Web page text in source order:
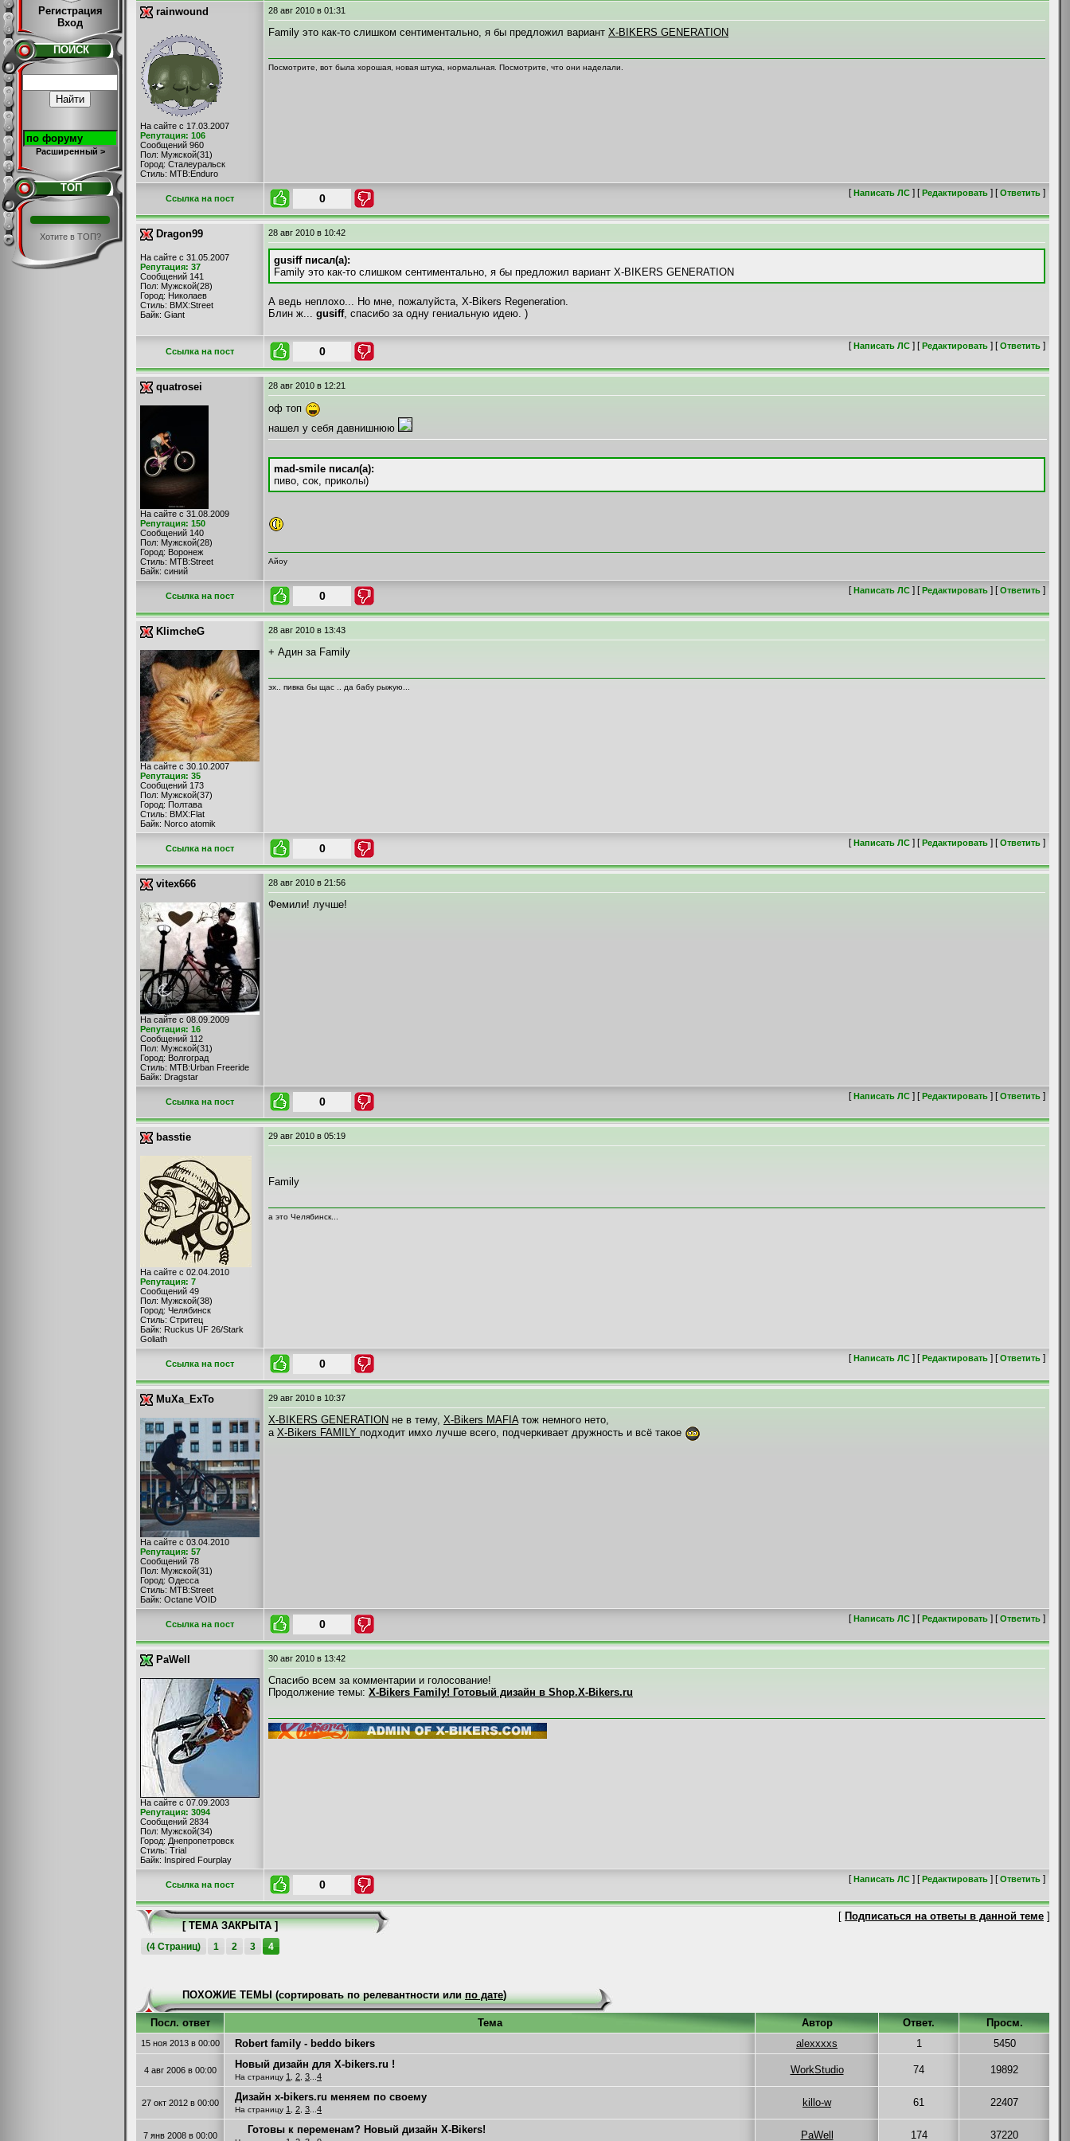
Регистрация
Вход
ПОИСК
Расширенный >
ТОП
Хотите в ТОП?
rainwound
На сайте с 17.03.2007
Репутация: 106
Сообщений 960
Пол: Мужской(31)
Город: Сталеуральск
Стиль: MTB:Enduro
28 авг 2010 в 01:31
Family это как-то слишком сентиментально, я бы предложил вариант X-BIKERS GENERATION
Посмотрите, вот была хорошая, новая штука, нормальная. Посмотрите, что они наделали.
Cсылка на пост 0 [Написать ЛС ] [Редактировать ] [Ответить ]
Dragon99
На сайте с 31.05.2007
Репутация: 37
Сообщений 141
Пол: Мужской(28)
Город: Николаев
Стиль: BMX:Street
Байк: Giant
28 авг 2010 в 10:42
gusiff писал(а):
Family это как-то слишком сентиментально, я бы предложил вариант X-BIKERS GENERATION
А ведь неплохо... Но мне, пожалуйста, X-Bikers Regeneration.
Блин ж... gusiff, спасибо за одну гениальную идею. )
Cсылка на пост 0 [Написать ЛС ] [Редактировать ] [Ответить ]
quatrosei
На сайте с 31.08.2009
Репутация: 150
Сообщений 140
Пол: Мужской(28)
Город: Воронеж
Стиль: MTB:Street
Байк: синий
28 авг 2010 в 12:21
оф топ
нашел у себя давнишнюю
mad-smile писал(а):
пиво, сок, приколы)
Айоу
Cсылка на пост 0 [Написать ЛС ] [Редактировать ] [Ответить ]
KlimcheG
На сайте с 30.10.2007
Репутация: 35
Сообщений 173
Пол: Мужской(37)
Город: Полтава
Стиль: BMX:Flat
Байк: Norco atomik
28 авг 2010 в 13:43
+ Адин за Family
эх.. пивка бы щас .. да бабу рыжую...
Cсылка на пост 0 [Написать ЛС ] [Редактировать ] [Ответить ]
vitex666
На сайте с 08.09.2009
Репутация: 16
Сообщений 112
Пол: Мужской(31)
Город: Волгоград
Стиль: MTB:Urban Freeride
Байк: Dragstar
28 авг 2010 в 21:56
Фемили! лучше!
Cсылка на пост 0 [Написать ЛС ] [Редактировать ] [Ответить ]
basstie
На сайте с 02.04.2010
Репутация: 7
Сообщений 49
Пол: Мужской(38)
Город: Челябинск
Стиль: Стритец
Байк: Ruckus UF 26/Stark
Goliath
29 авг 2010 в 05:19
Family
а это Челябинск...
Cсылка на пост 0 [Написать ЛС ] [Редактировать ] [Ответить ]
MuXa_ExTo
На сайте с 03.04.2010
Репутация: 57
Сообщений 78
Пол: Мужской(31)
Город: Одесса
Стиль: MTB:Street
Байк: Octane VOID
29 авг 2010 в 10:37
X-BIKERS GENERATION не в тему, X-Bikers MAFIAтож немного нето,
а X-Bikers FAMILY подходит имхо лучше всего, подчеркивает дружность и всё такое
Cсылка на пост 0 [Написать ЛС ] [Редактировать ] [Ответить ]
PaWell
На сайте с 07.09.2003
Репутация: 3094
Сообщений 2834
Пол: Мужской(34)
Город: Днепропетровск
Стиль: Trial
Байк: Inspired Fourplay
30 авг 2010 в 13:42
Спасибо всем за комментарии и голосование!
Продолжение темы: X-Bikers Family! Готовый дизайн в Shop.X-Bikers.ru
Cсылка на пост 0 [Написать ЛС ] [Редактировать ] [Ответить ]
[ ТЕМА ЗАКРЫТА ]
[ Подписаться на ответы в данной теме ]
(4 Страниц) 1 2 3 4
ПОХОЖИЕ ТЕМЫ (сортировать по релевантности илипо дате)
Посл. ответ Тема Автор Ответ. Просм.
15 ноя 2013 в 00:00 Robert family - beddo bikers alexxxxs 1 5450
4 авг 2006 в 00:00 Новый дизайн для X-bikers.ru !
На страницу 1 2 3 4
WorkStudio 74 19892
27 окт 2012 в 00:00 Дизайн x-bikers.ru меняем по своему
На страницу 1 2 3 4
killo-w 61 22407
7 янв 2008 в 00:00 Готовы к переменам? Новый дизайн X-Bikers! PaWell 174 37220